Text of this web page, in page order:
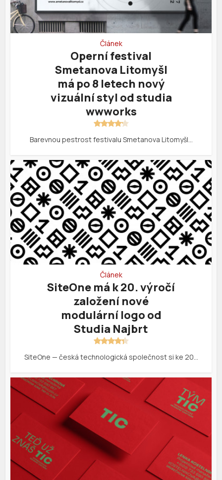
Článek
Operní festival
Smetanova Litomyšl
má po 8 letech nový
vizuální styl od studia
wwworks
Barevnou pestrost festivalu Smetanova Litomyšl…
Článek
SiteOne má k 20. výročí
založení nové
modulární logo od
Studia Najbrt
SiteOne — česká technologická společnost si ke 20…